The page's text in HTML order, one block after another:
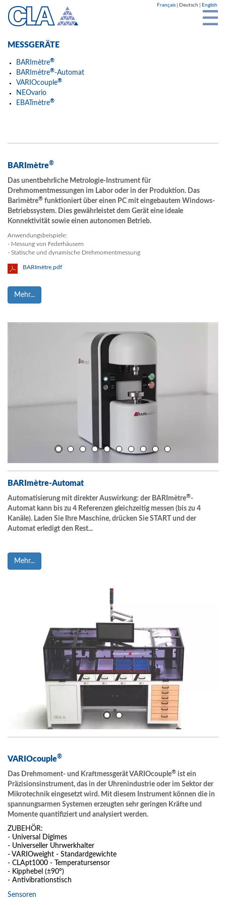
Français Deutsch English
MESSGERÄTE
BARImètre®
BARImètre®-Automat
VARIOcouple®
NEOvario
EBATmètre®
CLA - micro torque measurement solutions
Erlauben
BARImètre®
Das unentbehrliche Metrologie-Instrument für
Drehmomentmessungen im Labor oder in der Produktion. Das
Barimètre® funktioniert über einen PC mit eingebautem Windows-
Betriebssystem. Dies gewährleistet dem Gerät eine ideale
Konnektivität sowie einen autonomen Betrieb.
Anwendungsbeispiele:
- Messung von Federhäusern
- Statische und dynamische Drehmomentmessung
BARImètre.pdf
Mehr...
BARImètre-Automat
Automatisierung mit direkter Auswirkung: der BARImètre®-
Automat kann bis zu 4 Referenzen gleichzeitig messen (bis zu 4
Kanäle). Laden Sie Ihre Maschine, drücken Sie START und der
Automat erledigt den Rest...
Mehr...
VARIOcouple®
Das Drehmoment- und Kraftmessgerät VARIOcouple® ist ein
Präzisionsinstrument, das in der Uhrenindustrie oder im Sektor der
Mikrotechnik eingesetzt wird. Mit diesem Instrument können die in
spannungsarmen Systemen erzeugten sehr geringen Kräfte und
Momente quantifiziert und analysiert werden.
ZUBEHÖR:
- Universal Digimes
- Universeller Uhrwerkhalter
- VARIOweight - Standardgewichte
- CLApt1000 - Temperatursensor
- Kipphebel (±90°)
- Antivibrationstisch
Sensoren